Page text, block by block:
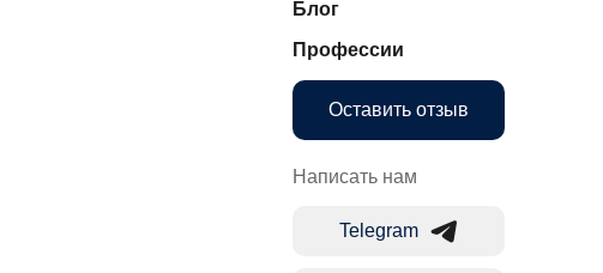
Блог
Профессии
Оставить отзыв
Написать нам
Telegram